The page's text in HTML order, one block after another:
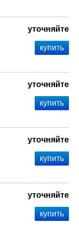
уточняйте
уточняйте
уточняйте
уточняйте